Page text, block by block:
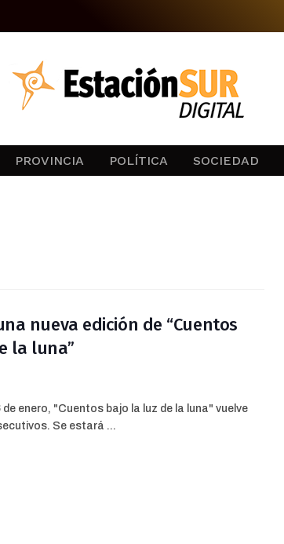
PROVINCIA POLÍTICA SOCIEDAD
nueva edición de “Cuentos
la luna”
de enero, "Cuentos bajo la luz de la luna" vuelve
Se estará ...